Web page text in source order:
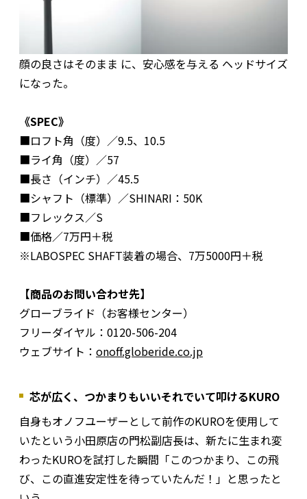
顔の良さはそのまま に、安心感を与える ヘッドサイズ
になった。
《SPEC》
■ロフト角（度）／9.5、10.5
■ライ角（度）／57
■長さ（インチ）／45.5
■シャフト（標準）／SHINARI：50K
■フレックス／S
■価格／7万円＋税
※LABOSPEC SHAFT装着の場合、7万5000円＋税
【商品のお問い合わせ先】
グローブライド（お客様センター）
フリーダイヤル：0120-506-204
ウェブサイト： onoff.globeride.co.jp
芯が広く、つかまりもいいそれでいて叩けるKURO
自身もオノフユーザーとして前作のKUROを使用して
いたという小田原店の門松副店長は、新たに生まれ変
わったKUROを試打した瞬間「このつかまり、この飛
び、この直進安定性を待っていたんだ！」と思ったと